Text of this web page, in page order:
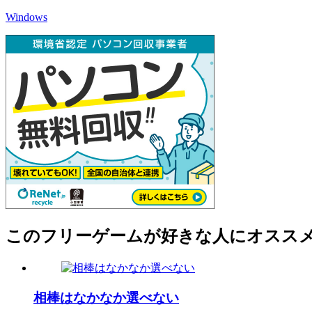
Windows
このフリーゲームが好きな人にオスス
相棒はなかなか選べない